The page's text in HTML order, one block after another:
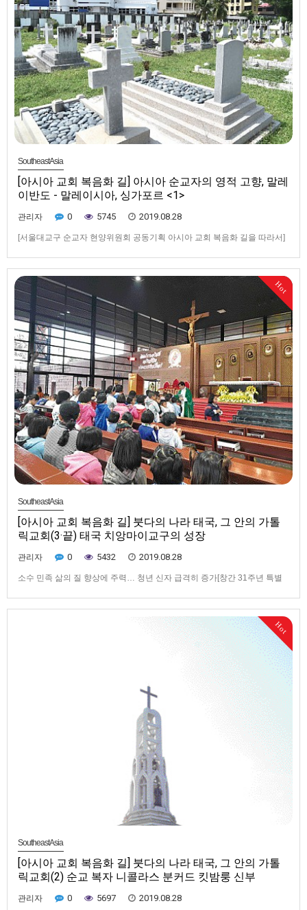
SoutheastAsia
[아시아 교회 복음화 길] 아시아 순교자의 영적 고향, 말레
이반도 - 말레이시아, 싱가포르 <1>
관리자 0 5745 2019.08.28
[서울대교구 순교자 현양위원회 공동기획 아시아 교회 복음화 길을 따라서]
신자와 선교사, 신학생들의 무덤이 뒤섞여 있어 페낭교구는 무덤을 발굴해
이를 분류하는 작업을 하고 있다.페낭에서 발견된 …
Hot
SoutheastAsia
[아시아 교회 복음화 길] 붓다의 나라 태국, 그 안의 가톨
릭교회(3·끝) 태국 치앙마이교구의 성장
관리자 0 5432 2019.08.28
소수 민족 삶의 질 향상에 주력… 청년 신자 급격히 증가[창간 31주년 특별
영성체를 하고 있다. 태국 따레-농상대교구는 매년 10월과 12월 송콘에서
순교한 복자 7위의 순교정신을 기리는 축제를 연다. 태…
Hot
SoutheastAsia
[아시아 교회 복음화 길] 붓다의 나라 태국, 그 안의 가톨
릭교회(2) 순교 복자 니콜라스 분커드 킷밤룽 신부
관리자 0 5697 2019.08.28